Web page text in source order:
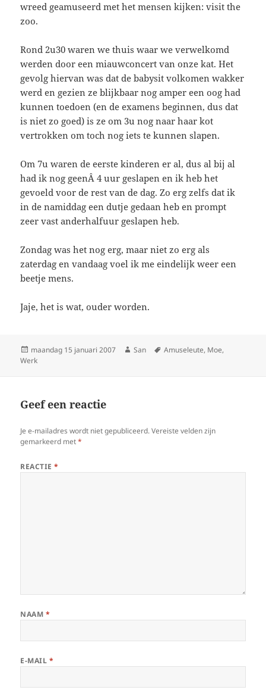
wreed geamuseerd met het mensen kijken: visit the
zoo.
Rond 2u30 waren we thuis waar we verwelkomd
werden door een miauwconcert van onze kat. Het
gevolg hiervan was dat de babysit volkomen wakker
werd en gezien ze blijkbaar nog amper een oog had
kunnen toedoen (en de examens beginnen, dus dat
is niet zo goed) is ze om 3u nog naar haar kot
vertrokken om toch nog iets te kunnen slapen.
Om 7u waren de eerste kinderen er al, dus al bij al
had ik nog geenÂ 4 uur geslapen en ik heb het
gevoeld voor de rest van de dag. Zo erg zelfs dat ik
in de namiddag een dutje gedaan heb en prompt
zeer vast anderhalfuur geslapen heb.
Zondag was het nog erg, maar niet zo erg als
zaterdag en vandaag voel ik me eindelijk weer een
beetje mens.
Jaje, het is wat, ouder worden.
Geplaatst
op
maandag 15 januari 2007 Auteur
San Tags
Amuseleute, Moe,
Werk
Geef een reactie
Je e-mailadres wordt niet gepubliceerd. Vereiste velden zijn
gemarkeerd met*
REACTIE*
NAAM *
E-MAIL *